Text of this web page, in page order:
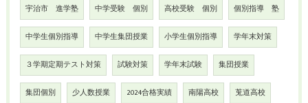
宇治市 進学塾 中学受験 個別 高校受験 個別 個別指導 塾
中学生個別指導 中学生集団授業 小学生個別指導 学年末対策
３学期定期テスト対策 試験対策 学年末試験 集団授業
集団個別 少人数授業 2024合格実績 南陽高校 莵道高校